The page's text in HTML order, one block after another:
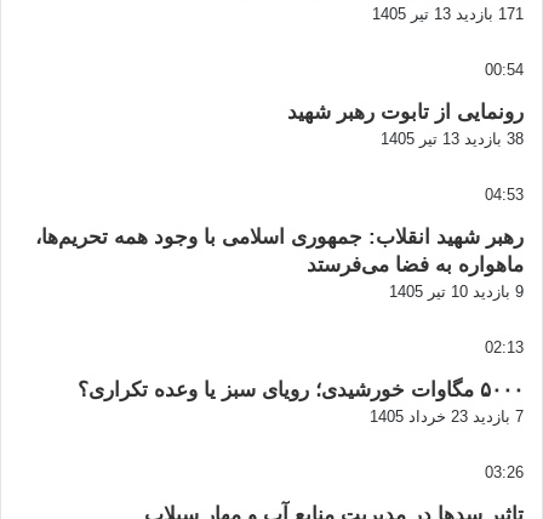
171 بازدید 13 تیر 1405
00:54
رونمایی از تابوت رهبر شهید
38 بازدید 13 تیر 1405
04:53
رهبر شهید انقلاب: جمهوری اسلامی با وجود همه تحریم‌ها،
ماهواره به فضا می‌فرستد
9 بازدید 10 تیر 1405
02:13
۵۰۰۰ مگاوات خورشیدی؛ رویای سبز یا وعده تکراری؟
7 بازدید 23 خرداد 1405
03:26